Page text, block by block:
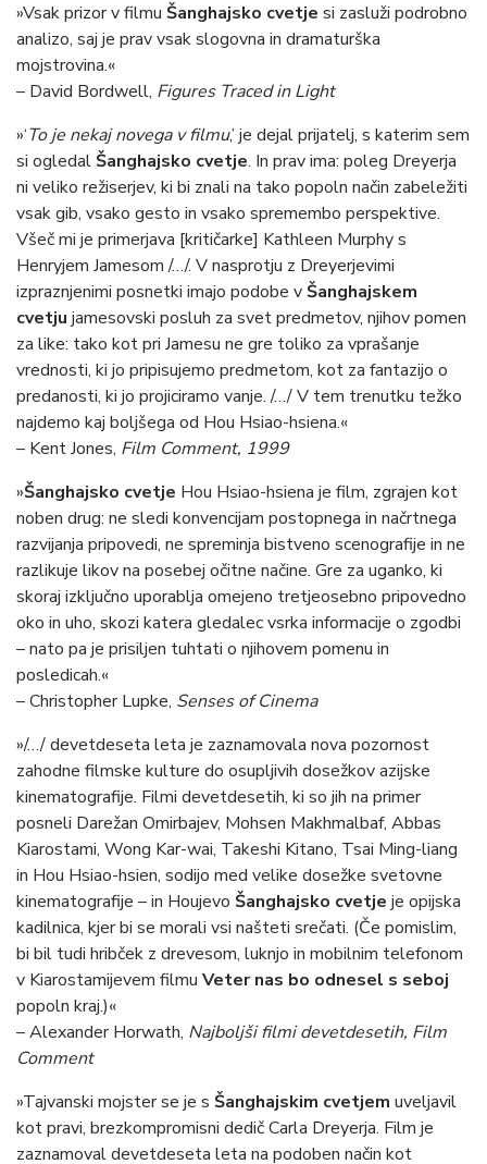
»Vsak prizor v filmu Šanghajsko cvetje si zasluži podrobno
analizo, saj je prav vsak slogovna in dramaturška
mojstrovina.«
– David Bordwell, Figures Traced in Light
»‘To je nekaj novega v filmu,’ je dejal prijatelj, s katerim sem
si ogledalŠanghajsko cvetje. In prav ima: poleg Dreyerja
ni veliko režiserjev, ki bi znali na tako popoln način zabeležiti
vsak gib, vsako gesto in vsako spremembo perspektive.
Všeč mi je primerjava [kritičarke] Kathleen Murphy s
Henryjem Jamesom /…/. V nasprotju z Dreyerjevimi
izpraznjenimi posnetki imajo podobe vŠanghajskem
cvetju jamesovski posluh za svet predmetov, njihov pomen
za like: tako kot pri Jamesu ne gre toliko za vprašanje
vrednosti, ki jo pripisujemo predmetom, kot za fantazijo o
predanosti, ki jo projiciramo vanje. /…/ V tem trenutku težko
najdemo kaj boljšega od Hou Hsiao-hsiena.«
– Kent Jones, Film Comment, 1999
»Šanghajsko cvetje Hou Hsiao-hsiena je film, zgrajen kot
noben drug: ne sledi konvencijam postopnega in načrtnega
razvijanja pripovedi, ne spreminja bistveno scenografije in ne
razlikuje likov na posebej očitne načine. Gre za uganko, ki
skoraj izključno uporablja omejeno tretjeosebno pripovedno
oko in uho, skozi katera gledalec vsrka informacije o zgodbi
– nato pa je prisiljen tuhtati o njihovem pomenu in
posledicah.«
– Christopher Lupke, Senses of Cinema
»/…/ devetdeseta leta je zaznamovala nova pozornost
zahodne filmske kulture do osupljivih dosežkov azijske
kinematografije. Filmi devetdesetih, ki so jih na primer
posneli Darežan Omirbajev, Mohsen Makhmalbaf, Abbas
Kiarostami, Wong Kar-wai, Takeshi Kitano, Tsai Ming-liang
in Hou Hsiao-hsien, sodijo med velike dosežke svetovne
kinematografije – in Houjevo Šanghajsko cvetje je opijska
kadilnica, kjer bi se morali vsi našteti srečati. (Če pomislim,
bi bil tudi hribček z drevesom, luknjo in mobilnim telefonom
v Kiarostamijevem filmu Veter nas bo odnesel s seboj
popoln kraj.)«
– Alexander Horwath, Najboljši filmi devetdesetih, Film
Comment
»Tajvanski mojster se je s Šanghajskim cvetjem uveljavil
kot pravi, brezkompromisni dedič Carla Dreyerja. Film je
zaznamoval devetdeseta leta na podoben način kot